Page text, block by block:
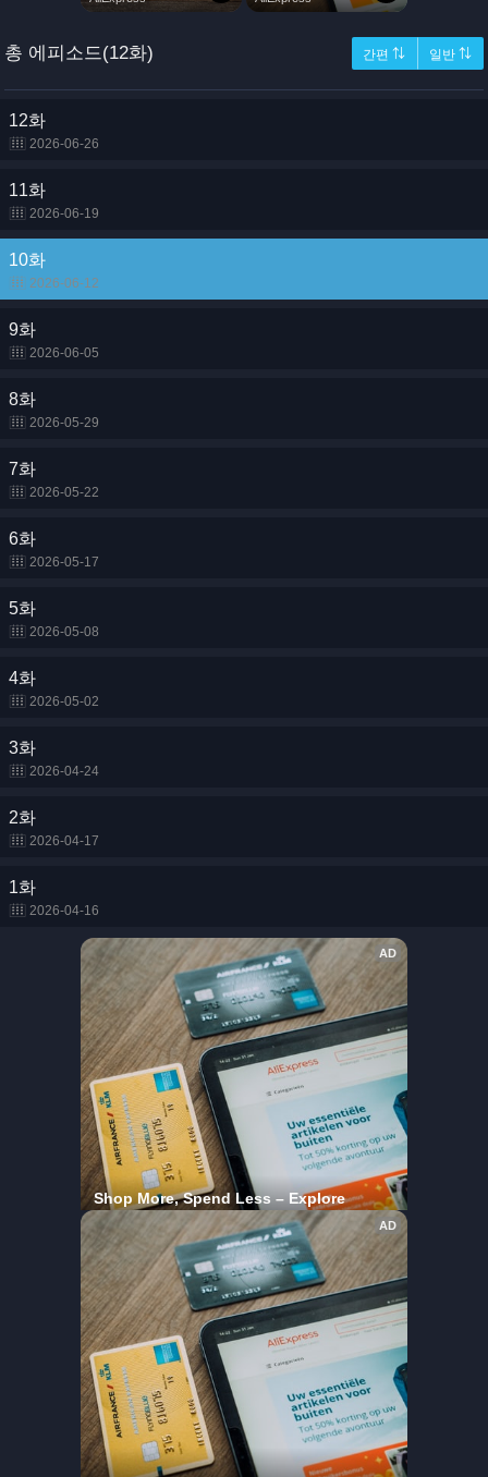
총 에피소드(12화) 간편 ⇅ 일반 ⇅
12화
2026-06-26
11화
2026-06-19
10화
2026-06-12
9화
2026-06-05
8화
2026-05-29
7화
2026-05-22
6화
2026-05-17
5화
2026-05-08
4화
2026-05-02
3화
2026-04-24
2화
2026-04-17
1화
2026-04-16